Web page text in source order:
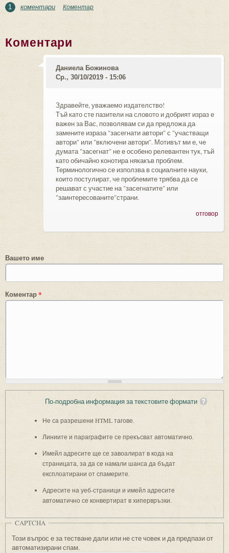
1 коментари Коментар
Коментари
Даниела Божинова
Ср., 30/10/2019 - 15:06
Здравейте, уважаемо издателство!
Тъй като сте пазители на словото и добрият израз е
важен за Вас, позволявам си да предложа да
замените израза "засегнати автори" с "участващи
автори" или "включени автори". Мотивът ми е, че
думата "засегнат" не е особено релевантен тук, тъй
като обичайно конотира някакъв проблем.
Терминологично се използва в социалните науки,
които постулират, че проблемите трябва да се
решават с участие на "засегнатите" или
"заинтересованите"страни.
отговор
Вашето име
Коментар*
По-подробна информация за текстовите формати
Не са разрешени HTML тагове.
Линиите и параграфите се прекъсват автоматично.
Имейл адресите ще се завоалират в кода на
страницата, за да се намали шанса да бъдат
експлоатирани от спамерите.
Адресите на уеб-страници и имейл адресите
автоматично се конвертират в хипервръзки.
CAPTCHA
Този въпрос е за тестване дали или не сте човек и да предпази от
автоматизирани спам.